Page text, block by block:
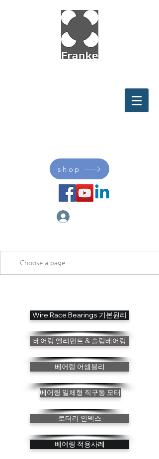
shop
Wire Race Bearings 기본원리
베어링 엘리먼트 & 슬림베어링
베어링 어셈블리
베어링 일체형 직구동 모터
로터리 인덱스
베어링 적용사례